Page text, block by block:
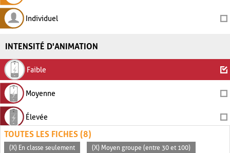
Individuel
INTENSITÉ D'ANIMATION
Faible
Moyenne
Élevée
TOUTES LES FICHES (8)
(X) En classe seulement (X) Moyen groupe (entre 30 et 100)